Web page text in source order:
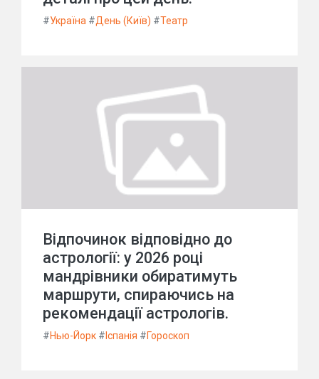
#Україна #День (Київ) #Театр
Відпочинок відповідно до
астрології: у 2026 році
мандрівники обиратимуть
маршрути, спираючись на
рекомендації астрологів.
#Нью-Йорк # Іспанія #Гороскоп